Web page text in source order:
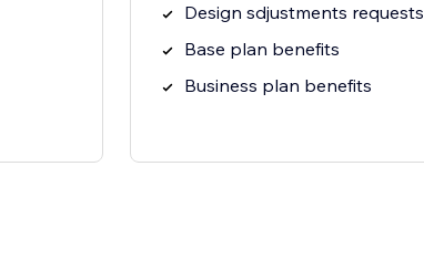
Design sdjustments requests
Base plan benefits
Business plan benefits